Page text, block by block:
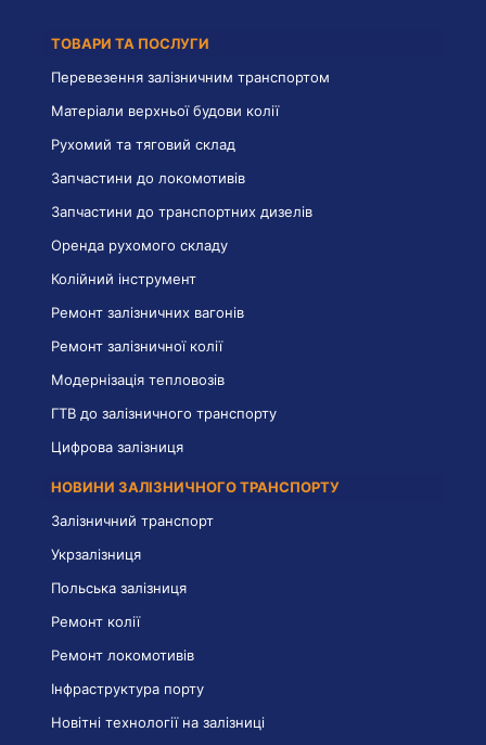
ТОВАРИ ТА ПОСЛУГИ
Перевезення залізничним транспортом
Матеріали верхньої будови колії
Рухомий та тяговий склад
Запчастини до локомотивів
Запчастини до транспортних дизелів
Оренда рухомого складу
Колійний інструмент
Ремонт залізничних вагонів
Ремонт залізничної колії
Модернізація тепловозів
ГТВ до залізничного транспорту
Цифрова залізниця
НОВИНИ ЗАЛІЗНИЧНОГО ТРАНСПОРТУ
Залізничний транспорт
Укрзалізниця
Польська залізниця
Ремонт колії
Ремонт локомотивів
Інфраструктура порту
Новітні технології на залізниці